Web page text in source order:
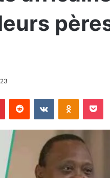
PinterestReddit VKontakte